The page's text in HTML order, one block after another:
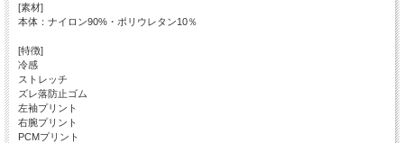
[素材]
本体：ナイロン90%・ポリウレタン10％
[特徴]
冷感
ストレッチ
ズレ落防止ゴム
左袖プリント
右腕プリント
PCMプリント